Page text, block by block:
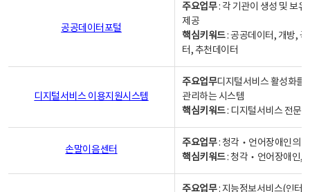
공공데이터포털
주요업무: 각 기관이 생성 및 보
제공
핵심키워드: 공공데이터, 개방,
터, 추천데이터
디지털서비스 이용지원시스템
주요업무디지털서비스 활성화를
관리하는 시스템
핵심키워드: 디지털서비스 전문
손말이음센터
주요업무: 청각‧언어장애인의
핵심키워드: 청각‧언어장애인,
주요업무: 지능정보서비스(인터